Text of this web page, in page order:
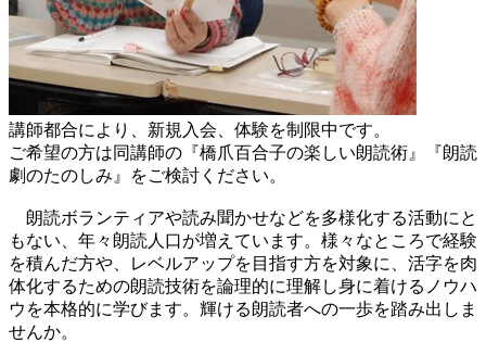
講師都合により、新規入会、体験を制限中です。
ご希望の方は同講師の『橋爪百合子の楽しい朗読術』『朗読
劇のたのしみ』をご検討ください。
朗読ボランティアや読み聞かせなどを多様化する活動にと
もない、年々朗読人口が増えています。様々なところで経験
を積んだ方や、レベルアップを目指す方を対象に、活字を肉
体化するための朗読技術を論理的に理解し身に着けるノウハ
ウを本格的に学びます。輝ける朗読者への一歩を踏み出しま
せんか。